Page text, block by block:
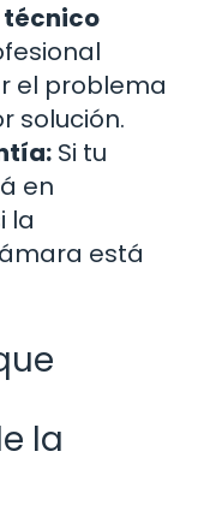
técnico
el problema
solución.
Si tu
en
la
está
la